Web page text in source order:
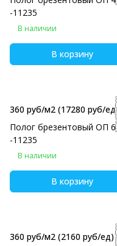
-11235
В наличии
В корзину
360 руб/м2 (17280 руб/
Полог брезентовый ОП
-11235
В наличии
В корзину
360 руб/м2 (2160 руб/eд)